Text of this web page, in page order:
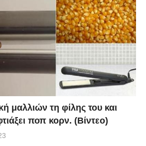
μαλλιών τη φίλης του και
ποπ κορν. (Βίντεο)